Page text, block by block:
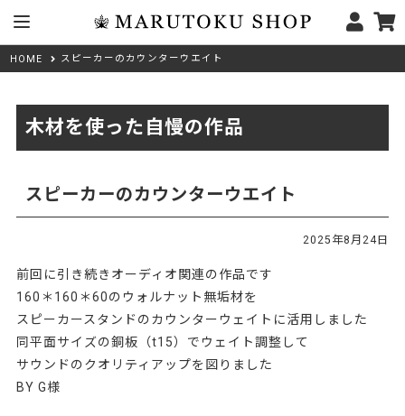
HOME スピーカーのカウンターウエイト
木材を使った自慢の作品
スピーカーのカウンターウエイト
2025年8月24日
前回に引き続きオーディオ関連の作品です
160＊160＊60のウォルナット無垢材を
スピーカースタンドのカウンターウェイトに活用しました
同平面サイズの銅板（t15）でウェイト調整して
サウンドのクオリティアップを図りました
BY G様